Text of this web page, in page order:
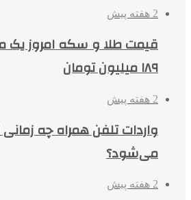
2 هفته پیش
قیمت طلا و سکه امروز یک
۱۸۹ میلیون تومان
2 هفته پیش
واردات تلفن همراه چه
می‌شود؟
2 هفته پیش